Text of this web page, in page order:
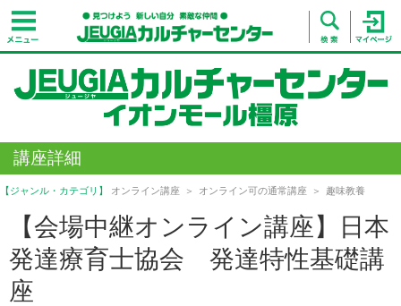
講座詳細
【ジャンル・カテゴリ】 オンライン講座 オンライン可の通常講座 趣味教養
【会場中継オンライン講座】日本
発達療育士協会 発達特性基礎講
座